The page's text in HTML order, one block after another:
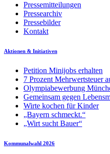
Pressemitteilungen
Pressearchiv
Pressebilder
Kontakt
Aktionen & Initiativen
Petition Minijobs erhalten
7 Prozent Mehrwertsteuer
Olympiabewerbung
Gemeinsam gegen
Wirte kochen für Kinder
„Bayern schmeckt.“
„Wirt sucht Bauer“
Kommunalwahl 2026